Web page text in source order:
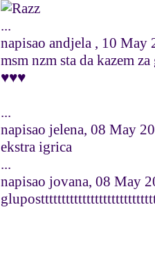
...
napisao andjela , 10 May
msm nzm sta da kazem
♥♥♥
...
napisao jelena, 08 May
ekstra igrica
...
napisao jovana, 08 May